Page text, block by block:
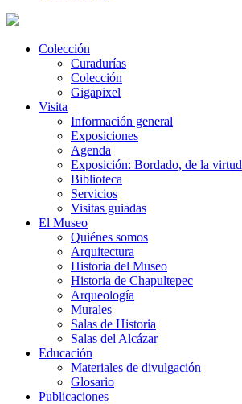
Colección
Curadurías
Colección
Gigapixel
Visita
Información general
Exposiciones
Agenda
Exposición: Bordado, de la virtud
Biblioteca
Servicios
Visitas guiadas
El Museo
Quiénes somos
Arquitectura
Historia del Museo
Historia de Chapultepec
Arqueología
Murales
Salas de Historia
Salas del Alcázar
Educación
Materiales de divulgación
Glosario
Publicaciones